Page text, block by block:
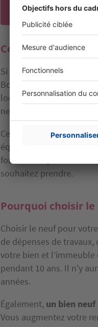
bout de
Comment se
Si vous avez pour
Bouvard, alors vos
locatif de votre logement
nette-nette.
Ce dernier calcul sera
équation les
fonction du prix de votre
souhaitez prendre.
Pourquoi choisir
Choisir le neuf pour
de dépenses de
votre bien et
pendant 10 ans. Il n'y
années.
Également, un bien
Vous augmentez votre